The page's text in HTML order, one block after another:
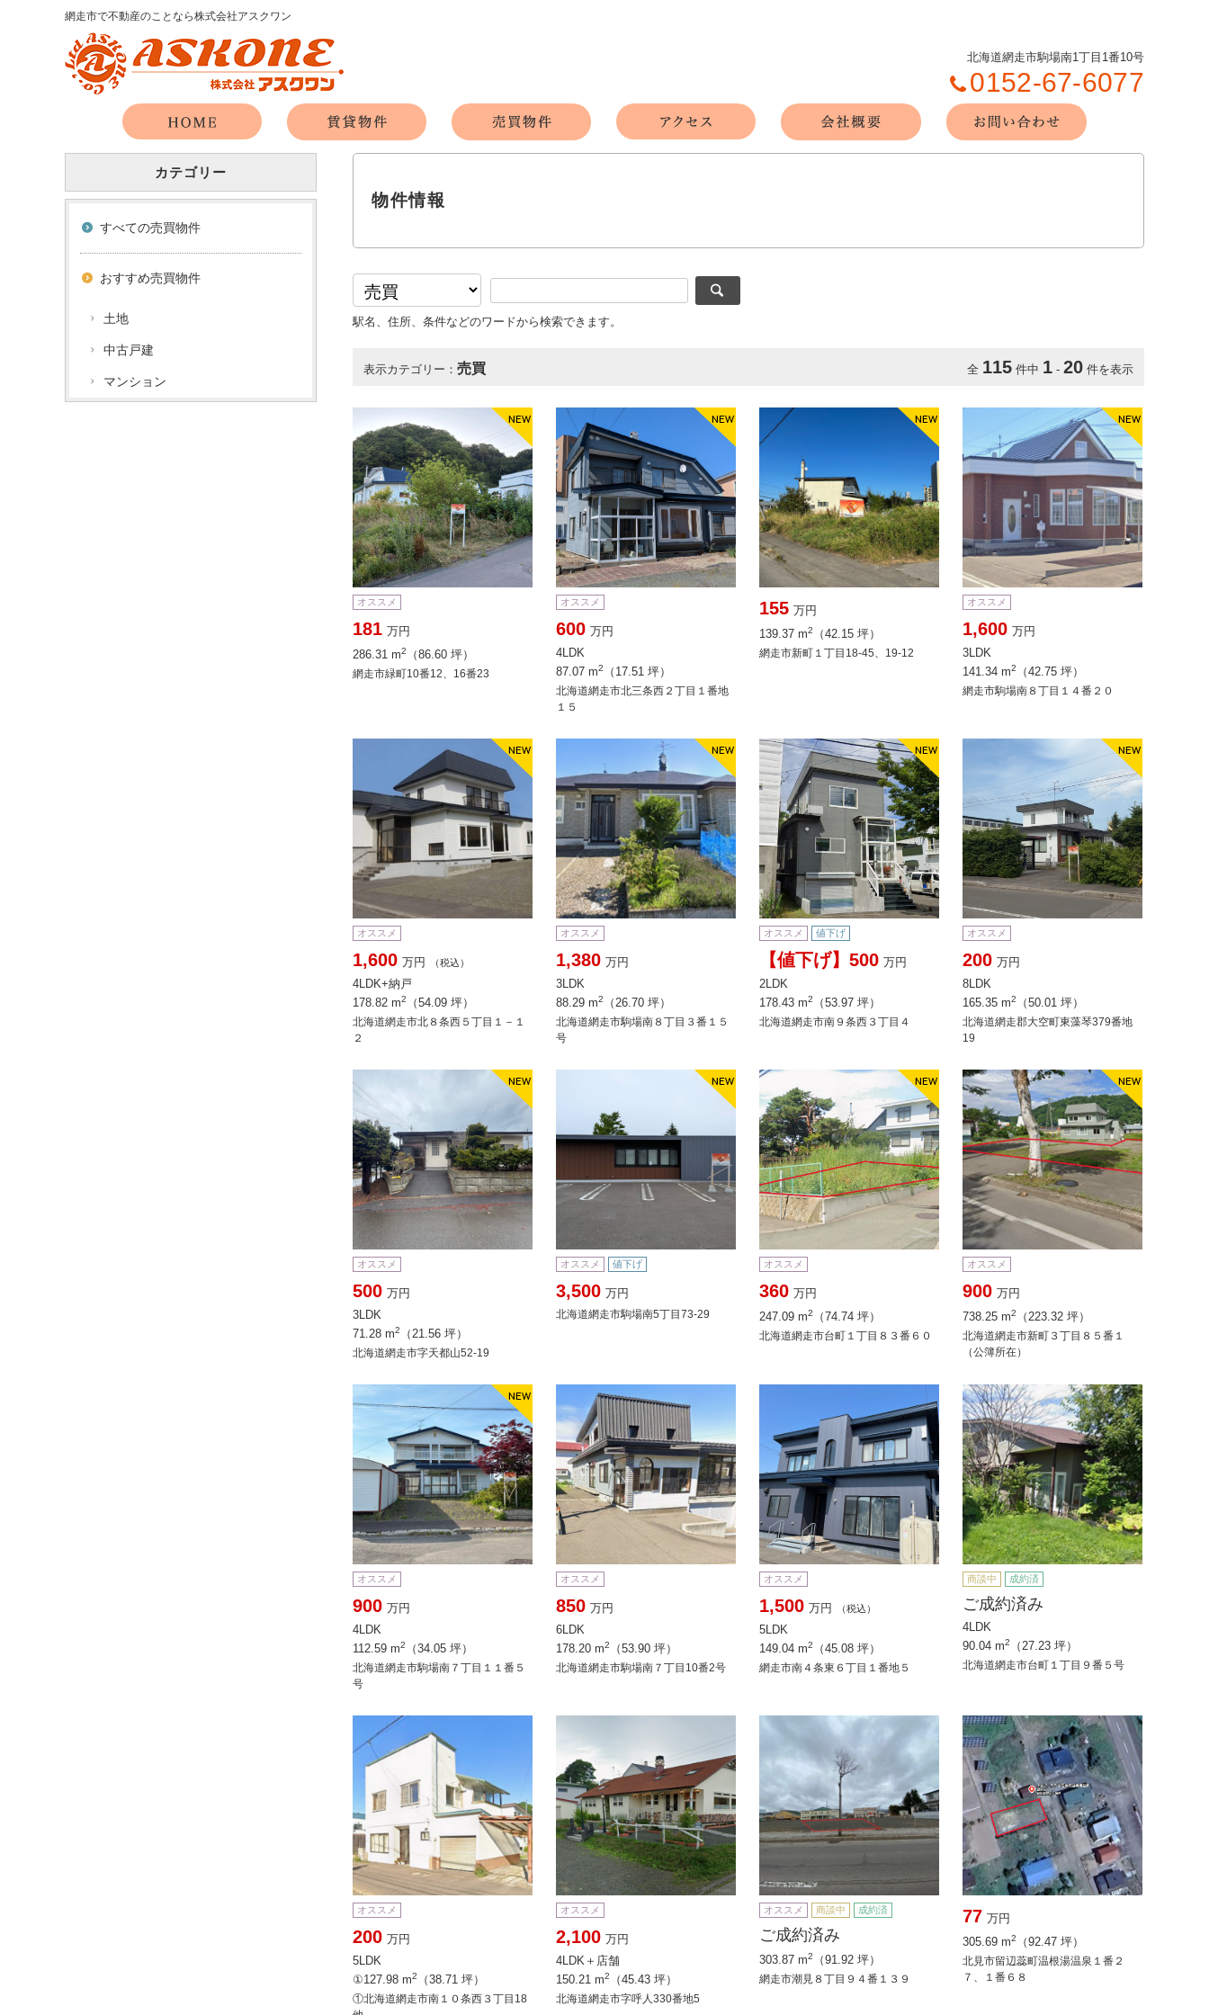
網走市で不動産のことなら株式会社アスクワン
北海道網走市駒場南1丁目1番10号
0152-67-6077
物件情報
駅名、住所、条件などのワードから検索できます。
表示カテゴリー： 売買 全 115 件中 1 - 20 件を表示
オススメ
181 万円
286.31 m2 （86.60 坪）
網走市緑町10番12、16番23
オススメ
600 万円
4LDK
87.07 m2 （17.51 坪）
北海道網走市北三条西２丁目１番地
１５
155 万円
139.37 m2 （42.15 坪）
網走市新町１丁目18-45、19-12
オススメ
1,600 万円
3LDK
141.34 m2 （42.75 坪）
網走市駒場南８丁目１４番２０
オススメ
1,600 万円 （税込）
4LDK+納戸
178.82 m2 （54.09 坪）
北海道網走市北８条西５丁目１－１
２
オススメ
1,380 万円
3LDK
88.29 m2 （26.70 坪）
北海道網走市駒場南８丁目３番１５
号
オススメ 値下げ
【値下げ】500 万円
2LDK
178.43 m2 （53.97 坪）
北海道網走市南９条西３丁目４
オススメ
200 万円
8LDK
165.35 m2 （50.01 坪）
北海道網走郡大空町東藻琴379番地
19
オススメ
500 万円
3LDK
71.28 m2 （21.56 坪）
北海道網走市字天都山52-19
オススメ 値下げ
3,500 万円
北海道網走市駒場南5丁目73-29
オススメ
360 万円
247.09 m2 （74.74 坪）
北海道網走市台町１丁目８３番６０
オススメ
900 万円
738.25 m2 （223.32 坪）
北海道網走市新町３丁目８５番１
（公簿所在）
オススメ
900 万円
4LDK
112.59 m2 （34.05 坪）
北海道網走市駒場南７丁目１１番５
号
オススメ
850 万円
6LDK
178.20 m2 （53.90 坪）
北海道網走市駒場南７丁目10番2号
オススメ
1,500 万円 （税込）
5LDK
149.04 m2 （45.08 坪）
網走市南４条東６丁目１番地５
商談中 成約済
ご成約済み
4LDK
90.04 m2 （27.23 坪）
北海道網走市台町１丁目９番５号
オススメ
200 万円
5LDK
①127.98 m2 （38.71 坪）
①北海道網走市南１０条西３丁目18
オススメ
2,100 万円
4LDK＋店舗
150.21 m2 （45.43 坪）
北海道網走市字呼人330番地5
オススメ 商談中 成約済
ご成約済み
303.87 m2 （91.92 坪）
網走市潮見８丁目９４番１３９
77 万円
305.69 m2 （92.47 坪）
北見市留辺蕊町温根湯温泉１番２
７、１番６８
カテゴリー
すべての売買物件
おすすめ売買物件
土地
中古戸建
マンション